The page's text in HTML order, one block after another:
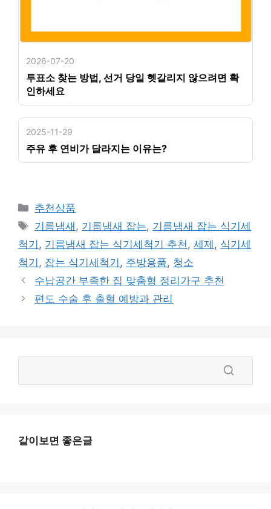
2026-07-20
투표소 찾는 방법, 선거 당일 헷갈리지 않으려면 확
인하세요
2025-11-29
주유 후 연비가 달라지는 이유는?
카
테
고
리
추천상품
태
그
기름냄새 , 기름냄새 잡는, 기름냄새 잡는 식기세
척기 , 기름냄새 잡는 식기세척기 추천 , 세제 , 식기세
척기 , 잡는 식기세척기 , 주방용품, 청소
수납공간 부족한 집 맞춤형 정리가구 추천
편도 수술 후 출혈 예방과 관리
같이보면 좋은글